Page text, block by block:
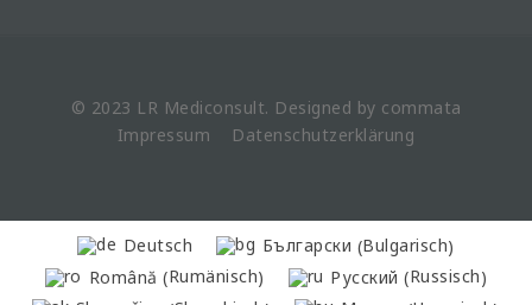
© 2023 LR Mediconsult. Designed by commata
Impressum
Datenschutzerklärung
Deutsch Български (Bulgarisch)
Română (Rumänisch) Русский (Russisch)